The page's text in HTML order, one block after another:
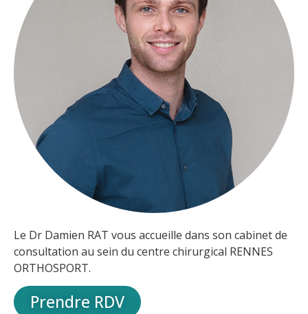
Le Dr Damien RAT vous accueille dans son cabinet de
consultation au sein du centre chirurgical RENNES
ORTHOSPORT.
Prendre RDV